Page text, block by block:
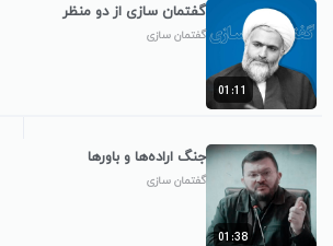
01:11
گفتمان سازی از دو منظر
گفتمان سازی
01:38
جنگ اراده‌ها و باورها
گفتمان سازی